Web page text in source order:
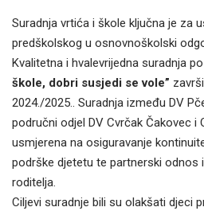
Suradnja vrtića i škole ključna je za
predškolskog u osnovnoškolski
Kvalitetna i hvalevrijedna suradnja
škole, dobri susjedi se vole”
2024./2025.. Suradnja između DV
područni odjel DV Cvrčak Čakovec i
usmjerena na osiguravanje
podrške djetetu te partnerski odnos
roditelja.
Ciljevi suradnje bili su olakšati djeci